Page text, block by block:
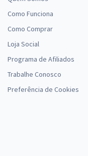
Como Funciona
Como Comprar
Loja Social
Programa de Afiliados
Trabalhe Conosco
Preferência de Cookies